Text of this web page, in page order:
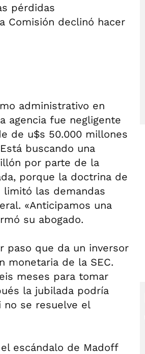
pérdidas
Comisión declinó hacer
administrativo en
agencia fue negligente
de u$s 50.000 millones
buscando una
por parte de la
porque la doctrina de
limitó las demandas
«Anticipamos una
su abogado.
paso que da un inversor
monetaria de la SEC.
meses para tomar
la jubilada podría
se resuelve el
escándalo de Madoff